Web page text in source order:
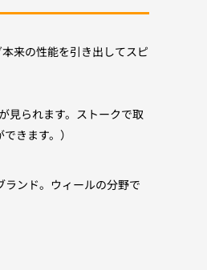
来の性能を引き出してスピ
見られます。ストークで取
きます。）
ンド。ウィールの分野で